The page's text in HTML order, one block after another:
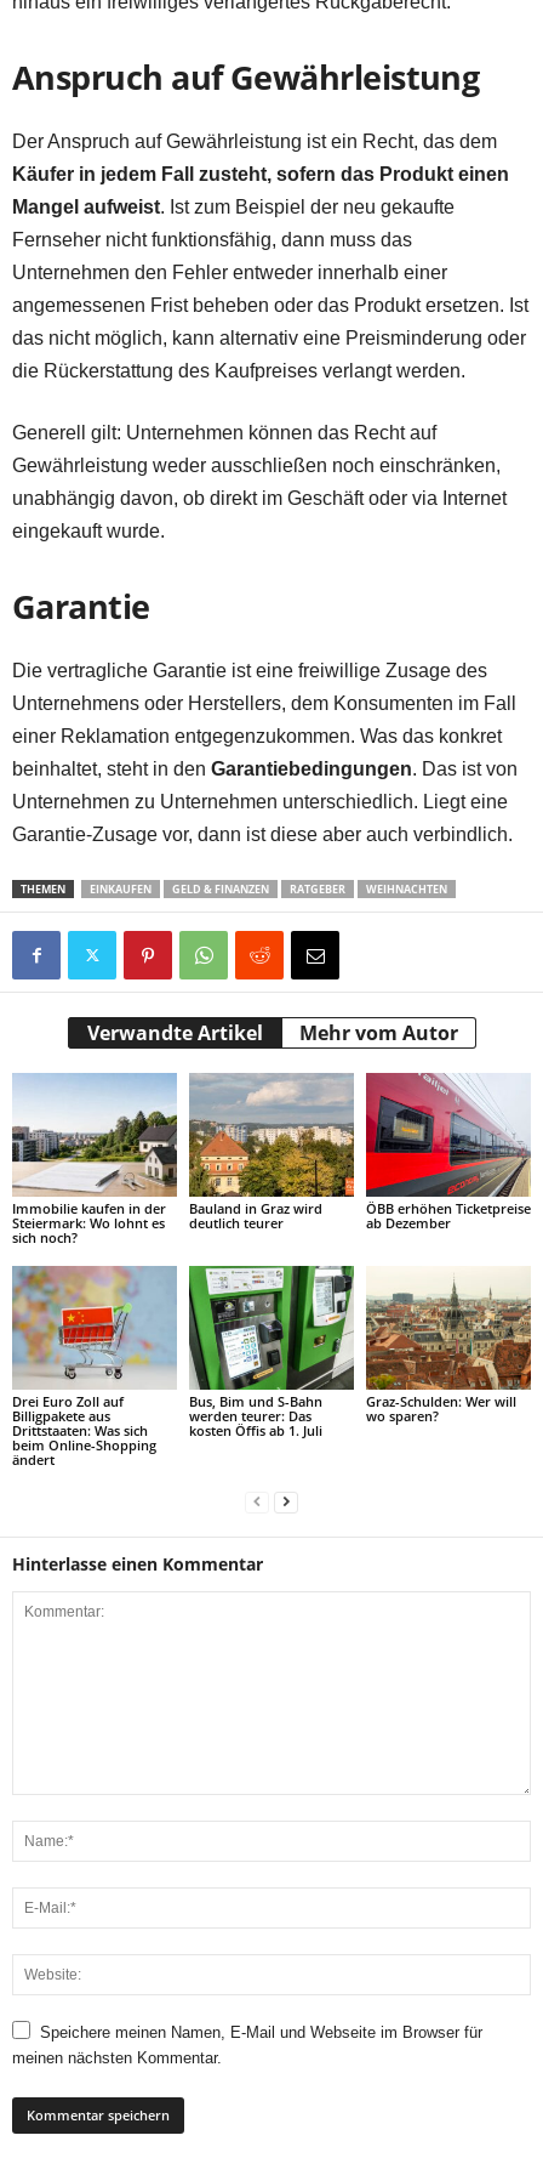
Anspruch auf Gewährleistung
Der Anspruch auf Gewährleistung ist ein Recht, das dem
Käufer in jedem Fall zusteht, sofern das Produkt einen
Mangel aufweist. Ist zum Beispiel der neu gekaufte
Fernseher nicht funktionsfähig, dann muss das
Unternehmen den Fehler entweder innerhalb einer
angemessenen Frist beheben oder das Produkt ersetzen. Ist
das nicht möglich, kann alternativ eine Preisminderung oder
die Rückerstattung des Kaufpreises verlangt werden.
Generell gilt: Unternehmen können das Recht auf
Gewährleistung weder ausschließen noch einschränken,
unabhängig davon, ob direkt im Geschäft oder via Internet
eingekauft wurde.
Garantie
Die vertragliche Garantie ist eine freiwillige Zusage des
Unternehmens oder Herstellers, dem Konsumenten im Fall
einer Reklamation entgegenzukommen. Was das konkret
beinhaltet, steht in den Garantiebedingungen. Das ist von
Unternehmen zu Unternehmen unterschiedlich. Liegt eine
Garantie-Zusage vor, dann ist diese aber auch verbindlich.
THEMEN EINKAUFEN GELD & FINANZEN RATGEBER WEIHNACHTEN
Verwandte Artikel Mehr vom Autor
Immobilie kaufen in der
Steiermark: Wo lohnt es
sich noch?
Bauland in Graz wird
deutlich teurer
ÖBB erhöhen Ticketpreise
ab Dezember
Drei Euro Zoll auf
Billigpakete aus
Drittstaaten: Was sich
beim Online-Shopping
ändert
Bus, Bim und S-Bahn
werden teurer: Das
kosten Öffis ab 1. Juli
Graz-Schulden: Wer will
wo sparen?
Hinterlasse einen Kommentar
Speichere meinen Namen, E-Mail und Webseite im Browser für
meinen nächsten Kommentar.